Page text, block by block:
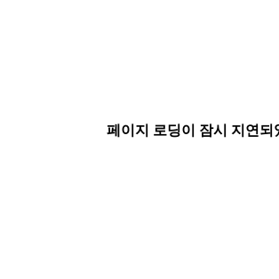
페이지 로딩이 잠시 지연